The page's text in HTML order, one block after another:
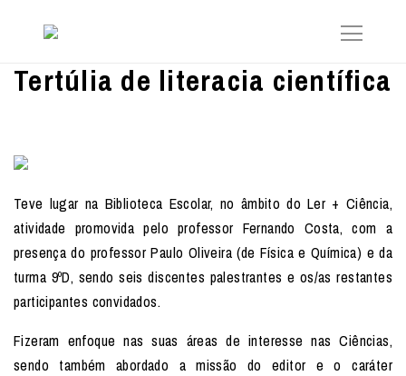
Tertúlia de literacia científica
Teve lugar na Biblioteca Escolar, no âmbito do Ler + Ciência,
atividade promovida pelo professor Fernando Costa, com a
presença do professor Paulo Oliveira (de Física e Química) e da
turma 9ºD, sendo seis discentes palestrantes e os/as restantes
participantes convidados.
Fizeram enfoque nas suas áreas de interesse nas Ciências,
sendo também abordado a missão do editor e o caráter